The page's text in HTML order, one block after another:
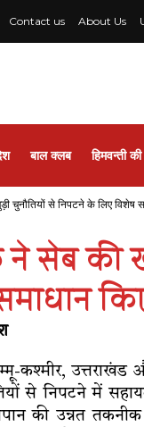
Contact us About Us
बाल क्लब हिमवन्ती
चुनौतियों से निपटने के लिए विशेष
ने सेब की
कश्मीर,
से निपटने में
की उन्नत